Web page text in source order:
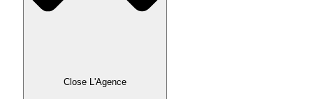
Close L'Agence